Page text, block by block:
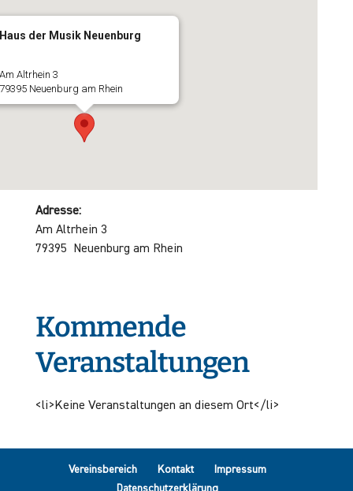
Haus der Musik Neuenburg
Am Altrhein 3
79395 Neuenburg am Rhein
Adresse:
Am Altrhein 3
79395 Neuenburg am Rhein
Kommende
Veranstaltungen
<li>Keine Veranstaltungen an diesem Ort</li>
Vereinsbereich Kontakt
Impressum
Datenschutzerklärung